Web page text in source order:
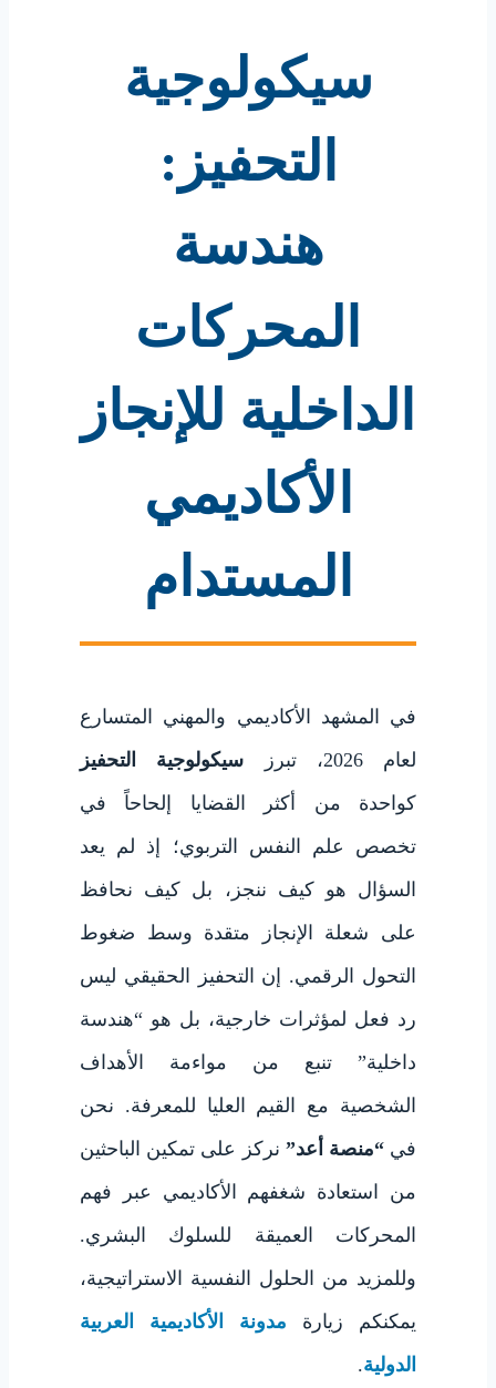
سيكولوجية
التحفيز:
هندسة
المحركات
الداخلية للإنجاز
الأكاديمي
المستدام
في المشهد الأكاديمي والمهني المتسارع
لعام 2026، تبرز
سيكولوجية التحفيز
كواحدة من أكثر القضايا إلحاحاً في
تخصص علم النفس التربوي؛ إذ لم يعد
السؤال هو كيف ننجز، بل كيف نحافظ
على شعلة الإنجاز متقدة وسط ضغوط
التحول الرقمي. إن التحفيز الحقيقي ليس
رد فعل لمؤثرات خارجية، بل هو “هندسة
داخلية” تنبع من مواءمة الأهداف
الشخصية مع القيم العليا للمعرفة. نحن
في“منصة أعد” نركز على تمكين الباحثين
من استعادة شغفهم الأكاديمي عبر فهم
المحركات العميقة للسلوك البشري.
وللمزيد من الحلول النفسية الاستراتيجية،
يمكنكم زيارة مدونة الأكاديمية العربية
الدولية.